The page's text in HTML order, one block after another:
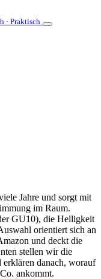
· Praktisch
Jahre und sorgt mit
im Raum.
GU10), die Helligkeit
orientiert sich an
und deckt die
stellen wir die
danach, worauf
ankommt.